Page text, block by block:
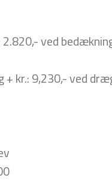
ved
+ kr.: 9,230,- ved